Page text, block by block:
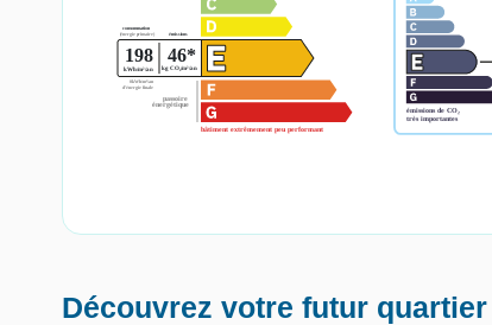
Découvrez votre futur quartier